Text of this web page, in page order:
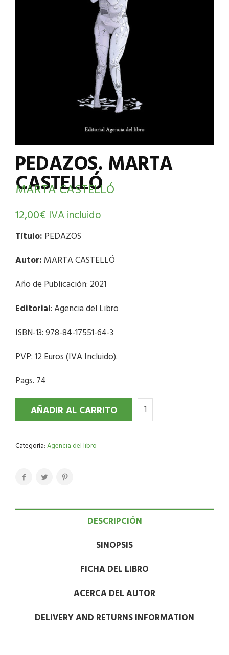
PEDAZOS. MARTA
CASTELLÓ
MARTA CASTELLÓ
12,00€ IVA incluido
Título: PEDAZOS
Autor: MARTA CASTELLÓ
Año de Publicación: 2021
Editorial: Agencia del Libro
ISBN-13: 978-84-17551-64-3
PVP: 12 Euros (IVA Incluido).
Pags. 74
AÑADIR AL CARRITO
Categoría:Agencia del libro
DESCRIPCIÓN
SINOPSIS
FICHA DEL LIBRO
ACERCA DEL AUTOR
DELIVERY AND RETURNS INFORMATION